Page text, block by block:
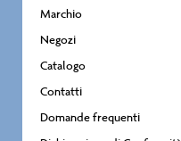
Marchio
Negozi
Catalogo
Contatti
Domande frequenti